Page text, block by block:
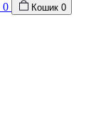
0 Кошик 0